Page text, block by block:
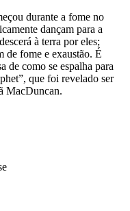
durante a fome no
dançam para a
à terra por eles;
de fome e exaustão. É
de como se espalha para
que foi revelado ser
MacDuncan.